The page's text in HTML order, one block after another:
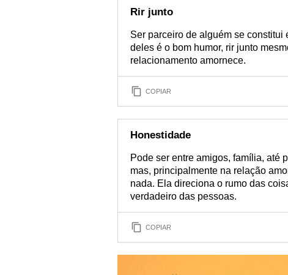
Rir junto
Ser parceiro de alguém se constitui
deles é o bom humor, rir junto
relacionamento amornece.
COPIAR
Honestidade
Pode ser entre amigos, família, até
mas, principalmente na relação
nada. Ela direciona o rumo das
verdadeiro das pessoas.
COPIAR